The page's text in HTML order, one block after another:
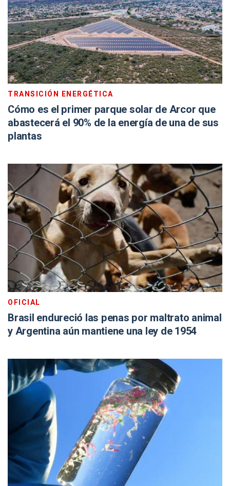
TRANSICIÓN ENERGÉTICA
Cómo es el primer parque solar de Arcor que
abastecerá el 90% de la energía de una de sus
plantas
OFICIAL
Brasil endureció las penas por maltrato animal
y Argentina aún mantiene una ley de 1954